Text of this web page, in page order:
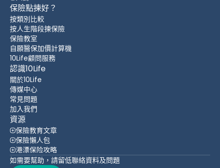
保險點揀好？
按類別比較
按人生階段揀保險
保險教室
自願醫保加價計算機
10Life顧問服務
認識10Life
關於10Life
傳媒中心
常見問題
加入我們
資源
保險教育文章
保險懶人包
港漂保险攻略
如需要幫助，請留低聯絡資料及問題